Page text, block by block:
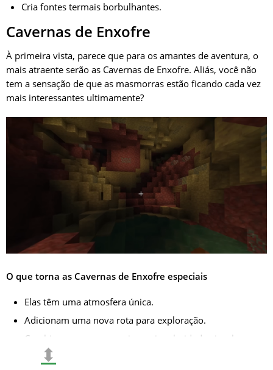
Cria fontes termais borbulhantes.
Cavernas de Enxofre
À primeira vista, parece que para os amantes de aventura, o
mais atraente serão as Cavernas de Enxofre. Aliás, você não
tem a sensação de que as masmorras estão ficando cada vez
mais interessantes ultimamente?
O que torna as Cavernas de Enxofre especiais
Elas têm uma atmosfera única.
Adicionam uma nova rota para exploração.
Combinam recursos, perigo e singularidade visual.
⬍